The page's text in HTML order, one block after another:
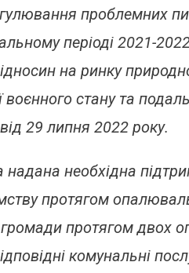
проблемних
періоді 2021-
на ринку
воєнного стану та
29 липня 2022 року.
необхідна
протягом
протягом двох
комунальні